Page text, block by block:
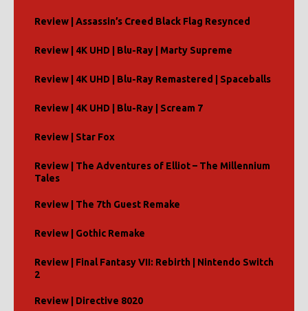
Review | Assassin’s Creed Black Flag Resynced
Review | 4K UHD | Blu-Ray | Marty Supreme
Review | 4K UHD | Blu-Ray Remastered | Spaceballs
Review | 4K UHD | Blu-Ray | Scream 7
Review | Star Fox
Review | The Adventures of Elliot – The Millennium
Tales
Review | The 7th Guest Remake
Review | Gothic Remake
Review | Final Fantasy VII: Rebirth | Nintendo Switch
2
Review | Directive 8020